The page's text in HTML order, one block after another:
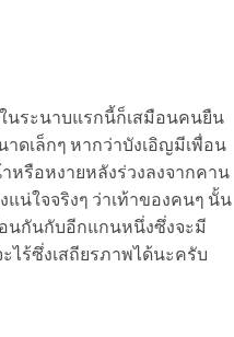
นระนาบแรกนี้ก็เสมือนคนยืน
ดเล็กๆ หากว่าบังเอิญมีเพื่อน
หรือหงายหลังร่วงลงจากคาน
แน่ใจจริงๆ ว่าเท้าของคนๆ นั้น
อนกันกับอีกแกนหนึ่งซึ่งจะมี
ไร้ซึ่งเสถียรภาพได้นะครับ